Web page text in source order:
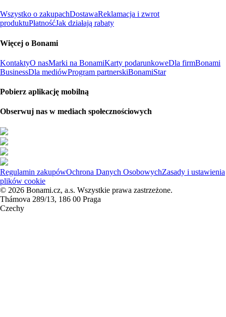
Wszystko o zakupachDostawaReklamacja i zwrot
produktuPłatnośćJak działają rabaty
Więcej o Bonami
KontaktyO nasMarki na BonamiKarty podarunkoweDla firmBonami
BusinessDla mediówProgram partnerskiBonamiStar
Pobierz aplikację mobilną
Obserwuj nas w mediach społecznościowych
Regulamin zakupówOchrona Danych OsobowychZasady i ustawienia
plików cookie
© 2026 Bonami.cz, a.s. Wszystkie prawa zastrzeżone.
Thámova 289/13, 186 00 Praga
Czechy